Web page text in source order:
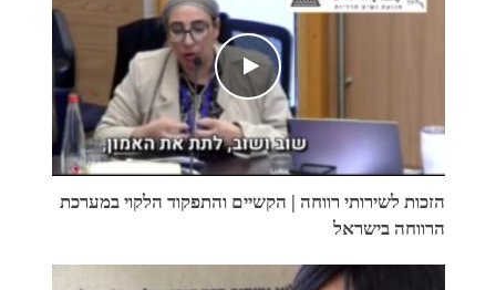
הזכות לשירותי רווחה | הקשיים והתפקוד הלקוי במערכת
הרווחה בישראל